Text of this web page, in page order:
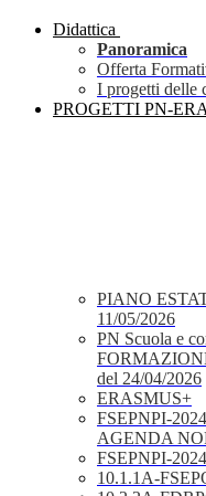
Didattica
Panoramica
Offerta
I progetti delle
PROGETTI PN-
PIANO
11/05/2026
PN Scuola e
del 24/04/2026
ERASMUS+
FSEPNPI-
AGENDA
FSEPNPI-
10.1.1A-